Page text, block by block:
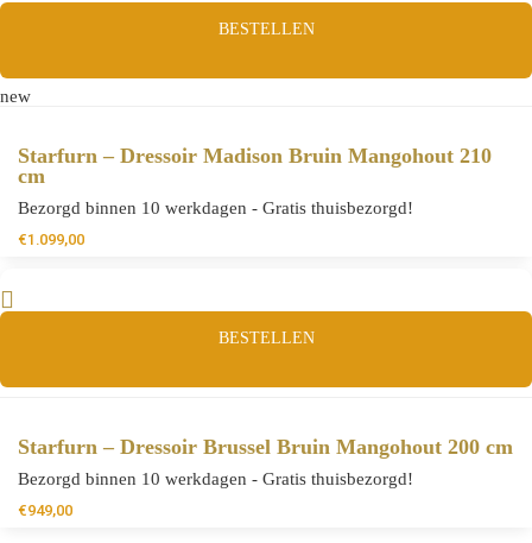
BESTELLEN
new
Starfurn – Dressoir Madison Bruin Mangohout 210
cm
Bezorgd binnen 10 werkdagen - Gratis thuisbezorgd!
€1.099,00
BESTELLEN
Starfurn – Dressoir Brussel Bruin Mangohout 200 cm
Bezorgd binnen 10 werkdagen - Gratis thuisbezorgd!
€949,00